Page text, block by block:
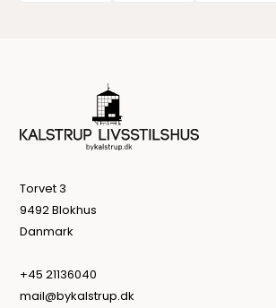
Torvet 3
9492 Blokhus
Danmark
+45 21136040
mail@bykalstrup.dk